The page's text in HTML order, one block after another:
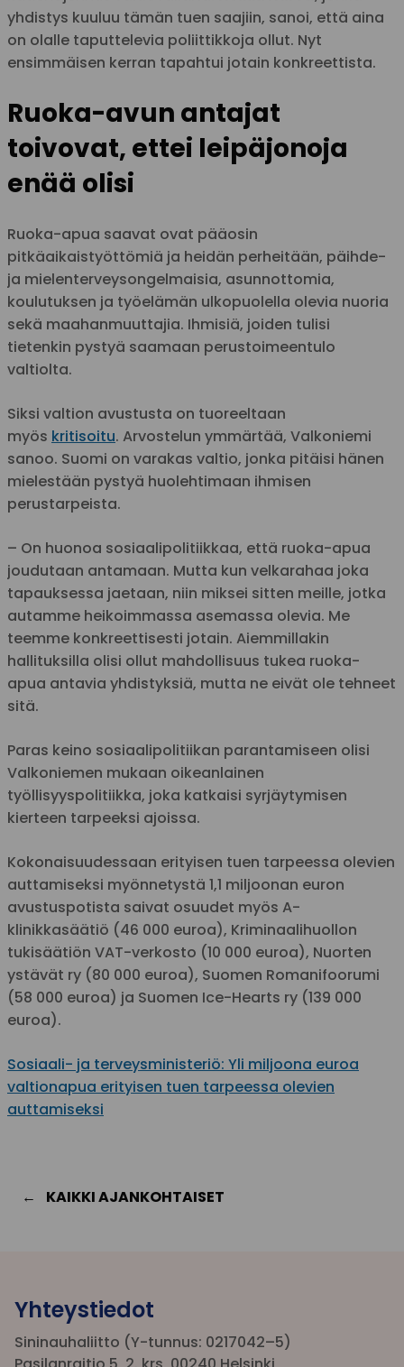
yhdistys kuuluu tämän tuen saajiin, sanoi, että aina
on olalle taputtelevia poliittikkoja ollut. Nyt
ensimmäisen kerran tapahtui jotain konkreettista.
Ruoka-avun antajat
toivovat, ettei leipäjonoja
enää olisi
Ruoka-apua saavat ovat pääosin
pitkäaikaistyöttömiä ja heidän perheitään, päihde-
ja mielenterveysongelmaisia, asunnottomia,
koulutuksen ja työelämän ulkopuolella olevia nuoria
sekä maahanmuuttajia. Ihmisiä, joiden tulisi
tietenkin pystyä saamaan perustoimeentulo
valtiolta.
Siksi valtion avustusta on tuoreeltaan
myös kritisoitu. Arvostelun ymmärtää, Valkoniemi
sanoo. Suomi on varakas valtio, jonka pitäisi hänen
mielestään pystyä huolehtimaan ihmisen
perustarpeista.
– On huonoa sosiaalipolitiikkaa, että ruoka-apua
joudutaan antamaan. Mutta kun velkarahaa joka
tapauksessa jaetaan, niin miksei sitten meille, jotka
autamme heikoimmassa asemassa olevia. Me
teemme konkreettisesti jotain. Aiemmillakin
hallituksilla olisi ollut mahdollisuus tukea ruoka-
apua antavia yhdistyksiä, mutta ne eivät ole tehneet
sitä.
Paras keino sosiaalipolitiikan parantamiseen olisi
Valkoniemen mukaan oikeanlainen
työllisyyspolitiikka, joka katkaisi syrjäytymisen
kierteen tarpeeksi ajoissa.
Kokonaisuudessaan erityisen tuen tarpeessa olevien
auttamiseksi myönnetystä 1,1 miljoonan euron
avustuspotista saivat osuudet myös A-
klinikkasäätiö (46 000 euroa), Kriminaalihuollon
tukisäätiön VAT-verkosto (10 000 euroa), Nuorten
ystävät ry (80 000 euroa), Suomen Romanifoorumi
(58 000 euroa) ja Suomen Ice-Hearts ry (139 000
euroa).
Sosiaali- ja terveysministeriö: Yli miljoona euroa
valtionapua erityisen tuen tarpeessa olevien
auttamiseksi
KAIKKI AJANKOHTAISET
Yhteystiedot
Sininauhaliitto (Y-tunnus: 0217042–5)